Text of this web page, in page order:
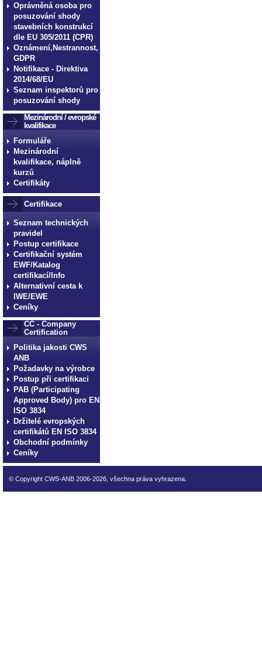
Oprávněná osoba pro
posuzování shody
stavebních konstrukcí
dle EU 305/2011 (CPR)
Oznámení,Nestrannost,
GDPR
Notifikace - Direktiva
2014/68/EU
Seznam inspektorů pro
posuzování shody
Mezinárodní / evropské
kvalifikace
Formuláře
Mezinárodní
kvalifikace, náplně
kurzů
Certifikáty
Certifikace
Seznam technických
pravidel
Postup certifikace
Certifikační systém
EWF/Katalog
certifikací/Info
Alternativní cesta k
IWE/EWE
Ceníky
CC - Company
Certification
Politika jakosti CWS
ANB
Požadavky na výrobce
Postup při certifikaci
PAB (Participating
Approved Body) pro EN
ISO 3834
Držitelé evropských
certifikátů EN ISO 3834
Obchodní podmínky
Ceníky
© Copyright CWS-ANB 2006-2026, všechna práva vyhrazena.